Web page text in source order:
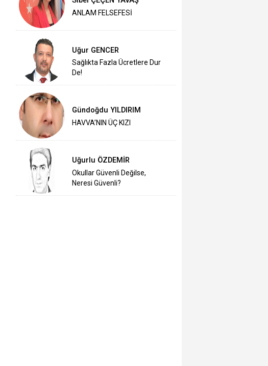
ANLAM FELSEFESİ
Uğur GENCER
Sağlıkta Fazla Ücretlere Dur
De!
Gündoğdu YILDIRIM
HAVVA’NIN ÜÇ KIZI
Uğurlu ÖZDEMİR
Okullar Güvenli Değilse,
Neresi Güvenli?